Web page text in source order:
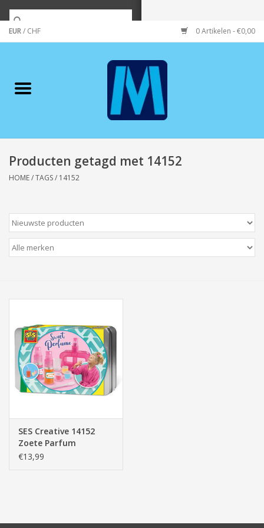
EUR/ CHF 0 Artikelen - €0,00
Merken
Wonen/koken/huishouden
Wenskaarten
Zeeuws/Streek
Boeken
Elektra
Baby & Peuter
Speelgoed & hobby
Cadeau & feest
Producten getagd met 14152
HOME/TAGS/ 14152
SES Creative 14152
Zoete Parfum
€13,99